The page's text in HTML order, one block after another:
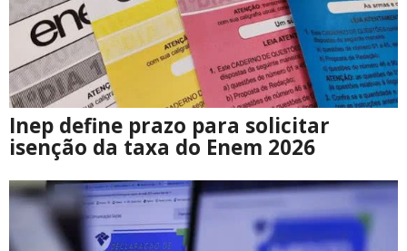
Inep define prazo para solicitar
isenção da taxa do Enem 2026